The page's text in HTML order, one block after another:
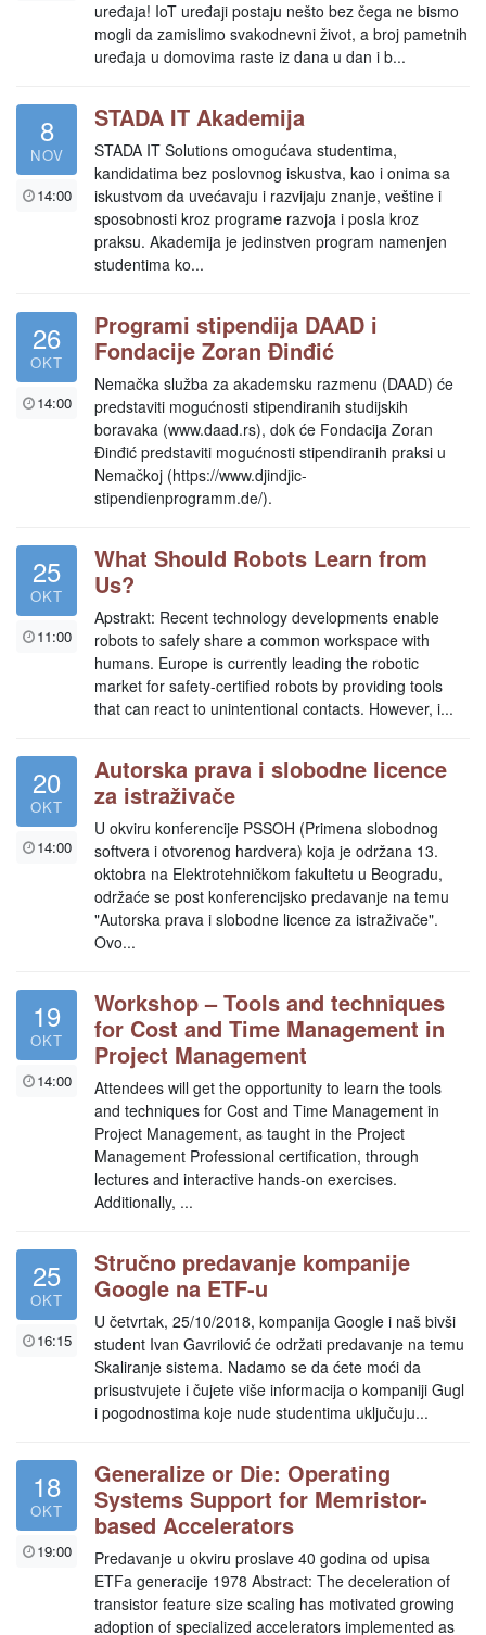
uređaja! IoT uređaji postaju nešto bez čega ne bismo
mogli da zamislimo svakodnevni život, a broj pametnih
uređaja u domovima raste iz dana u dan i b...
8
NOV
14:00
STADA IT Akademija
STADA IT Solutions omogućava studentima,
kandidatima bez poslovnog iskustva, kao i onima sa
iskustvom da uvećavaju i razvijaju znanje, veštine i
sposobnosti kroz programe razvoja i posla kroz
praksu. Akademija je jedinstven program namenjen
studentima ko...
26
OKT
14:00
Programi stipendija DAAD i
Fondacije Zoran Đinđić
Nemačka služba za akademsku razmenu (DAAD) će
predstaviti mogućnosti stipendiranih studijskih
boravaka (www.daad.rs), dok će Fondacija Zoran
Đinđić predstaviti mogućnosti stipendiranih praksi u
Nemačkoj (https://www.djindjic-
stipendienprogramm.de/).
25
OKT
11:00
What Should Robots Learn from
Us?
Apstrakt: Recent technology developments enable
robots to safely share a common workspace with
humans. Europe is currently leading the robotic
market for safety-certified robots by providing tools
that can react to unintentional contacts. However, i...
20
OKT
14:00
Autorska prava i slobodne licence
za istraživače
U okviru konferencije PSSOH (Primena slobodnog
softvera i otvorenog hardvera) koja je održana 13.
oktobra na Elektrotehničkom fakultetu u Beogradu,
održaće se post konferencijsko predavanje na temu
"Autorska prava i slobodne licence za istraživače".
Ovo...
19
OKT
14:00
Workshop – Tools and techniques
for Cost and Time Management in
Project Management
Attendees will get the opportunity to learn the tools
and techniques for Cost and Time Management in
Project Management, as taught in the Project
Management Professional certification, through
lectures and interactive hands-on exercises.
Additionally, ...
25
OKT
16:15
Stručno predavanje kompanije
Google na ETF-u
U četvrtak, 25/10/2018, kompanija Google i naš bivši
student Ivan Gavrilović će održati predavanje na temu
Skaliranje sistema. Nadamo se da ćete moći da
prisustvujete i čujete više informacija o kompaniji Gugl
i pogodnostima koje nude studentima uključuju...
18
OKT
19:00
Generalize or Die: Operating
Systems Support for Memristor-
based Accelerators
Predavanje u okviru proslave 40 godina od upisa
ETFa generacije 1978 Abstract: The deceleration of
transistor feature size scaling has motivated growing
adoption of specialized accelerators implemented as